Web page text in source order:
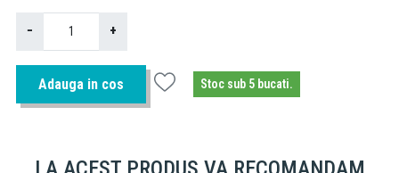
− +
Adauga in cos Stoc sub 5 bucati.